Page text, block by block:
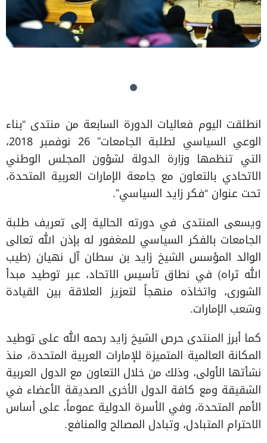
انطلقت اليوم فعاليات الدورة السابعة من منتدى “بناء
الوعي السياسي لطلبة الجامعات” 26 نوفمبر 2018،
التي تنظمها وزارة الدولة لشؤون المجلس الوطني
الاتحادي بالتعاون مع جامعة الإمارات العربية المتحدة،
تحت عنوان “فكر زايد السياسي”.
ويسعى المنتدى في دورته الحالية إلى تعريف طلبة
الجامعات بالفكر السياسي للمغفور له بإذن الله تعالى
الوالد المؤسس الشيخ زايد بن سطان آل نهيان (طيب
الله ثراه) في نطاق تأسيس الاتحاد، عبر توطيد مبدأ
الشورى، واتخاذه منهجاً لتعزيز العلاقة بين القيادة
وشعب الإمارات.
كما أبرز المنتدى حرص الشيخ زايد رحمه الله على توطيد
المكانة العالمية المتميزة للإمارات العربية المتحدة، منذ
نشأتها الأولى، وذلك من خلال التعاون مع الدول العربية
الشقيقة ومع كافة الدول الأخرى الصديقة الأعضاء في
الأمم المتحدة، وفي الأسرة الدولية عموماً، على أساس
الاحترام المتبادل، وتبادل المصالح والمنافع.